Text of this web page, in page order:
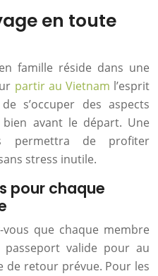
en toute
famille réside dans une
partir au Vietnam l’esprit
s’occuper des aspects
avant le départ. Une
permettra de profiter
stress inutile.
pour chaque
que chaque membre
valide pour au
de retour prévue. Pour les